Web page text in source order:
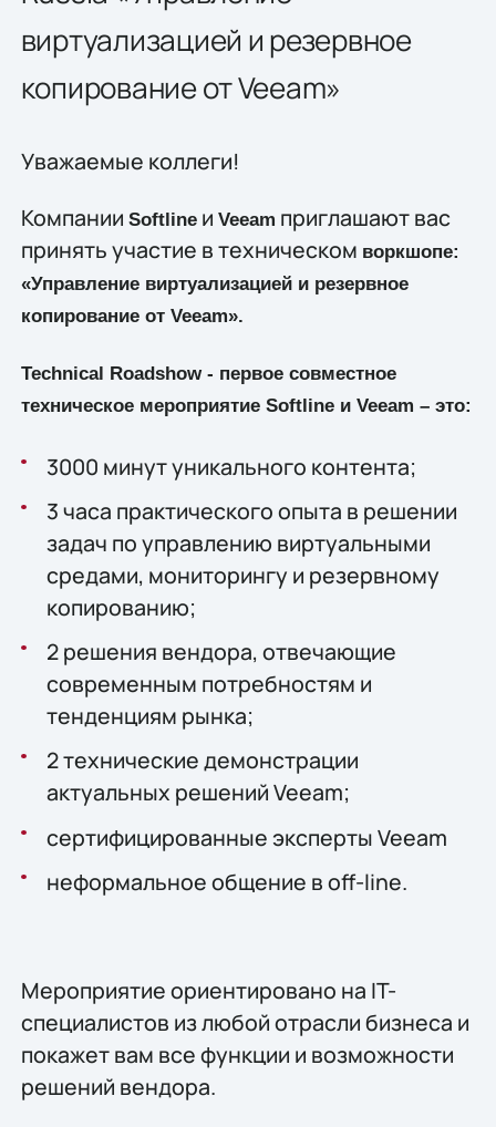
виртуализацией и резервное
копирование от Veeam»
Уважаемые коллеги!
Компании Softlineи Veeam приглашают вас
принять участие в техническом воркшопе:
«Управление виртуализацией и резервное
копирование от Veeam».
Technical Roadshow - первое совместное
техническое мероприятие Softline и Veeam – это:
3000 минут уникального контента;
3 часа практического опыта в решении
задач по управлению виртуальными
средами, мониторингу и резервному
копированию;
2 решения вендора, отвечающие
современным потребностям и
тенденциям рынка;
2 технические демонстрации
актуальных решений Veeam;
сертифицированные эксперты Veeam
неформальное общение в off-line.
Мероприятие ориентировано на IT-
специалистов из любой отрасли бизнеса и
покажет вам все функции и возможности
решений вендора.